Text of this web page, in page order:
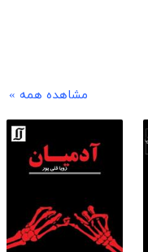
مشاهده همه »